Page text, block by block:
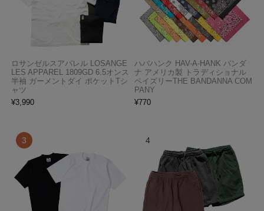
ロサンゼルスアパレル LOSANGE
LES APPAREL 1809GD 6.5オンス
半袖 ガーメントダイ ポケットTシ
ャツ
¥3,990
ハバハンク HAV-A-HANK バンダ
ナ アメリカ製 トラディショナル
ペイズリーTHE BANDANNA COM
PANY
¥770